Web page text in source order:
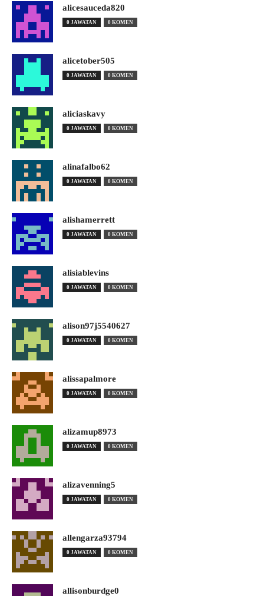
alicesauceda820
0 JAWATAN 0 KOMEN
alicetober505
0 JAWATAN 0 KOMEN
aliciaskavy
0 JAWATAN 0 KOMEN
alinafalbo62
0 JAWATAN 0 KOMEN
alishamerrett
0 JAWATAN 0 KOMEN
alisiablevins
0 JAWATAN 0 KOMEN
alison97j5540627
0 JAWATAN 0 KOMEN
alissapalmore
0 JAWATAN 0 KOMEN
alizamup8973
0 JAWATAN 0 KOMEN
alizavenning5
0 JAWATAN 0 KOMEN
allengarza93794
0 JAWATAN 0 KOMEN
allisonburdge0